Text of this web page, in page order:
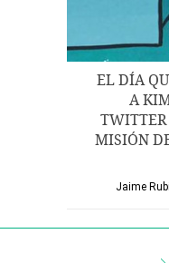
EL DÍA
A
TWITTER
MISIÓN
Jaime